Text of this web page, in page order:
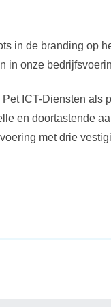
in de branding op
in onze
ICT-Diensten als
en doortastende
met drie